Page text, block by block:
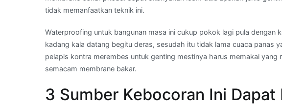
tidak memanfaatkan teknik ini.
Waterproofing untuk bangunan masa ini cukup pokok lagi pula dengan
kadang kala datang begitu deras, sesudah itu tidak lama cuaca panas
pelapis kontra merembes untuk genting mestinya harus memakai yang
semacam membrane bakar.
3 Sumber Kebocoran Ini Dapat